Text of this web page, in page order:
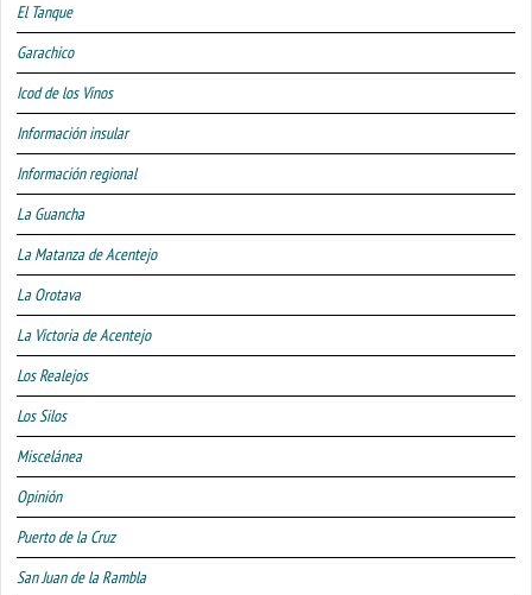
El Tanque
Garachico
Icod de los Vinos
Información insular
Información regional
La Guancha
La Matanza de Acentejo
La Orotava
La Victoria de Acentejo
Los Realejos
Los Silos
Miscelánea
Opinión
Puerto de la Cruz
San Juan de la Rambla